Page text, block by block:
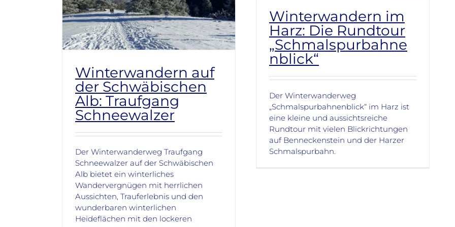
Winterwandern im
Harz: Die Rundtour
„Schmalspurbahne
nblick“
Der Winterwanderweg
„Schmalspurbahnenblick“ im Harz ist
eine kleine und aussichtsreiche
Rundtour mit vielen Blickrichtungen
auf Benneckenstein und der Harzer
Schmalspurbahn.
Winterwandern auf
der Schwäbischen
Alb: Traufgang
Schneewalzer
Der Winterwanderweg Traufgang
Schneewalzer auf der Schwäbischen
Alb bietet ein winterliches
Wandervergnügen mit herrlichen
Aussichten, Trauferlebnis und den
wunderbaren winterlichen
Heideflächen mit den lockeren